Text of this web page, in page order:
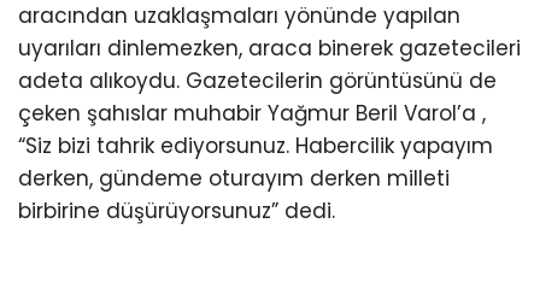
aracından uzaklaşmaları yönünde yapılan
uyarıları dinlemezken, araca binerek gazetecileri
adeta alıkoydu. Gazetecilerin görüntüsünü de
çeken şahıslar muhabir Yağmur Beril Varol’a ,
“Siz bizi tahrik ediyorsunuz. Habercilik yapayım
derken, gündeme oturayım derken milleti
birbirine düşürüyorsunuz” dedi.